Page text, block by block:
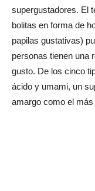
supergustadores. El
bolitas en forma de
papilas gustativas)
personas tienen una
gusto. De los cinco
ácido y umami, un
amargo como el más